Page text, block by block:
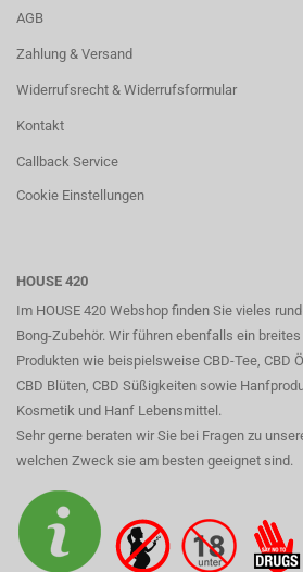
AGB
Zahlung & Versand
Widerrufsrecht & Widerrufsformular
Kontakt
Callback Service
Cookie Einstellungen
HOUSE 420
Im HOUSE 420 Webshop finden Sie vieles
Bong-Zubehör. Wir führen ebenfalls ein
Produkten wie beispielsweise CBD-Tee, CBD
CBD Blüten, CBD Süßigkeiten sowie
Kosmetik und Hanf Lebensmittel.
Sehr gerne beraten wir Sie bei Fragen zu
welchen Zweck sie am besten geeignet sind.